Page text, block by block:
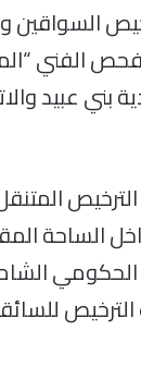
الفني
بني عبيد
الساحة